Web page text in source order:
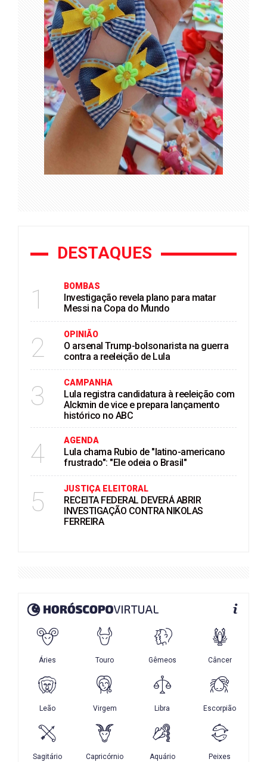
DESTAQUES
1 BOMBAS
Investigação revela plano para matar
Messi na Copa do Mundo
2 OPINIÃO
O arsenal Trump-bolsonarista na guerra
contra a reeleição de Lula
3 CAMPANHA
Lula registra candidatura à reeleição com
Alckmin de vice e prepara lançamento
histórico no ABC
4 AGENDA
Lula chama Rubio de "latino-americano
frustrado": "Ele odeia o Brasil"
5 JUSTIÇA ELEITORAL
RECEITA FEDERAL DEVERÁ ABRIR
INVESTIGAÇÃO CONTRA NIKOLAS
FERREIRA